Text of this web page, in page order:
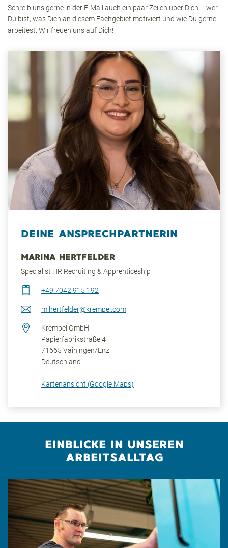
Schreib uns gerne in der E-Mail auch ein paar Zeilen über Dich – wer
Du bist, was Dich an diesem Fachgebiet motiviert und wie Du gerne
arbeitest. Wir freuen uns auf Dich!
DEINE ANSPRECHPARTNERIN
MARINA HERTFELDER
Specialist HR Recruiting & Apprenticeship
+49 7042 915 192
m.hertfelder@krempel.com
Krempel GmbH
Papierfabrikstraße 4
71665 Vaihingen/Enz
Deutschland
Kartenansicht (Google Maps)
EINBLICKE IN UNSEREN
ARBEITSALLTAG